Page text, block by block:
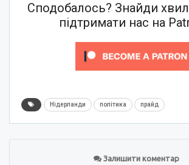
Сподобалось? Знайди
підтримати нас на
Нідерланди політика прайд
Залишити коментар